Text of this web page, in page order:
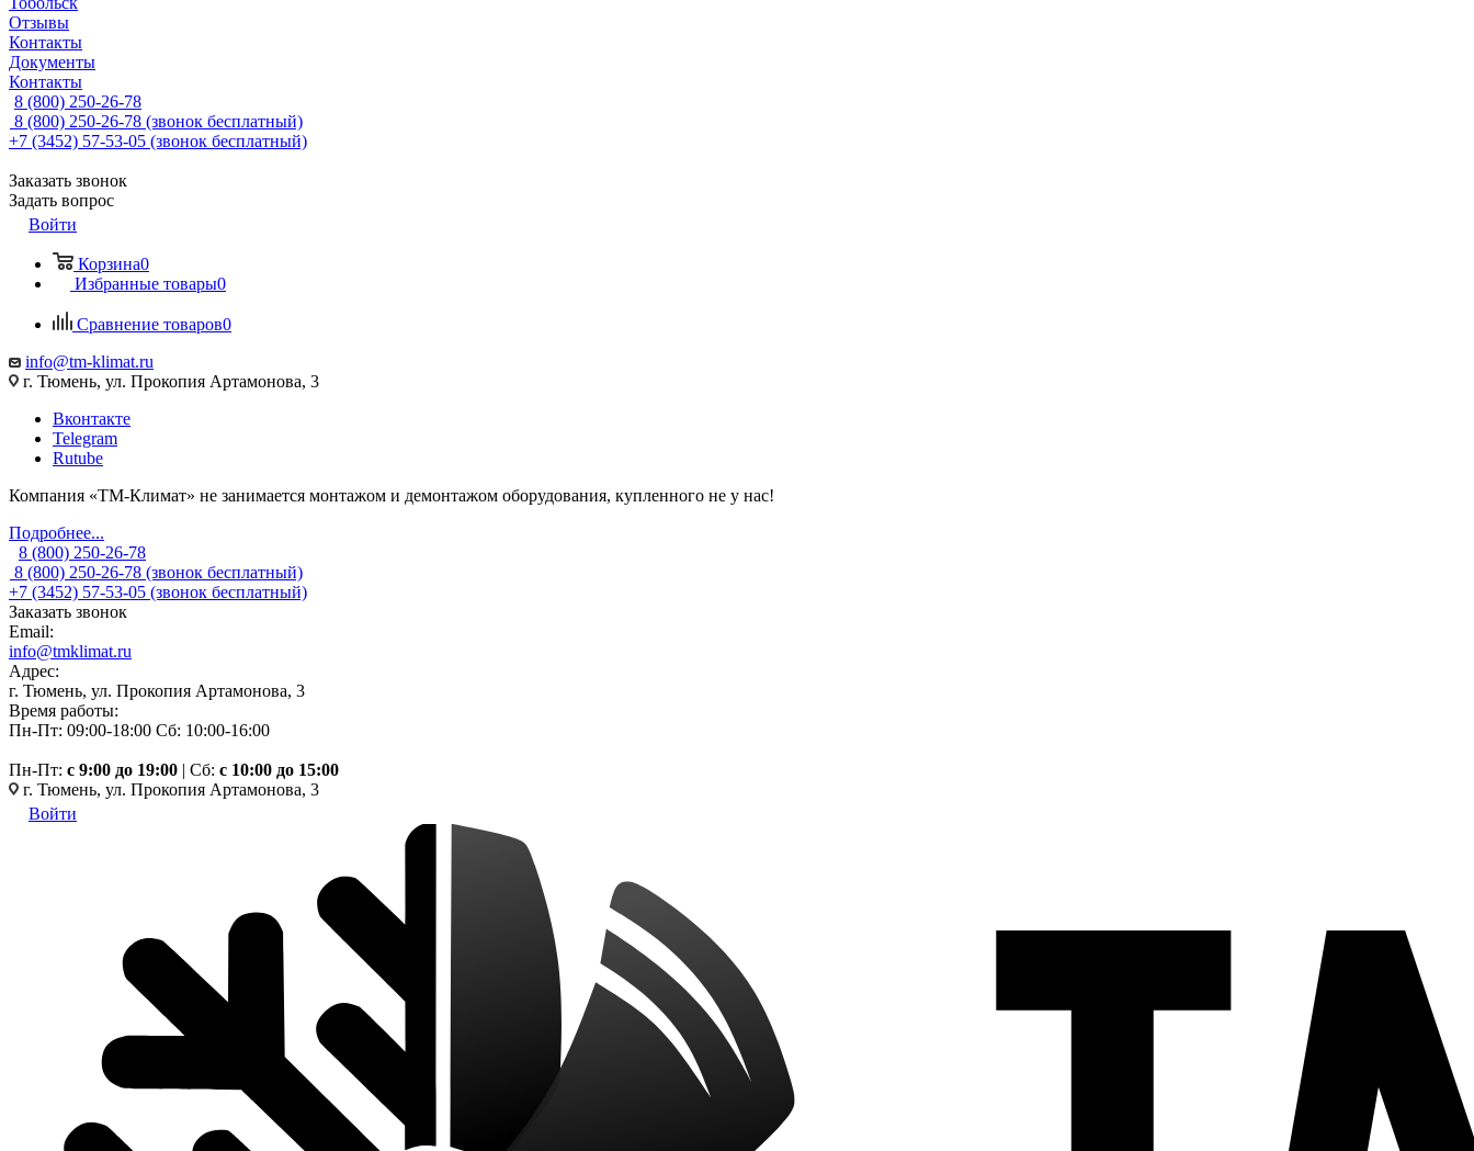
Отзывы
Контакты
Документы
Контакты
8 (800) 250-26-78
8 (800) 250-26-78 (звонок бесплатный)
+7 (3452) 57-53-05 (звонок бесплатный)
Заказать звонок
Задать вопрос
Войти
Корзина0
Избранные товары0
Сравнение товаров0
info@tm-klimat.ru
г. Тюмень, ул. Прокопия Артамонова, 3
Вконтакте
Telegram
Rutube
Компания «ТМ-Климат» не занимается монтажом и демонтажом оборудования, купленного не у нас!
Подробнее...
8 (800) 250-26-78
8 (800) 250-26-78 (звонок бесплатный)
+7 (3452) 57-53-05 (звонок бесплатный)
Заказать звонок
Email:
info@tmklimat.ru
Адрес:
г. Тюмень, ул. Прокопия Артамонова, 3
Время работы:
Пн-Пт: 09:00-18:00 Сб: 10:00-16:00
Пн-Пт: c 9:00 до 19:00 | Сб: с 10:00 до 15:00
г. Тюмень, ул. Прокопия Артамонова, 3
Войти